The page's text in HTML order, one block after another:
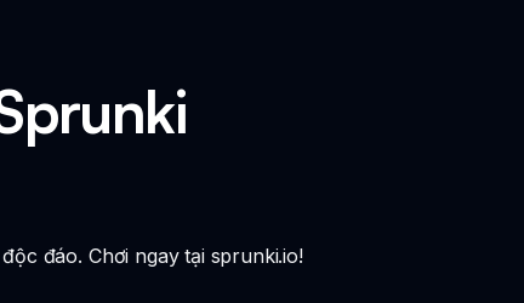
đáo. Chơi ngay tại sprunki.io!